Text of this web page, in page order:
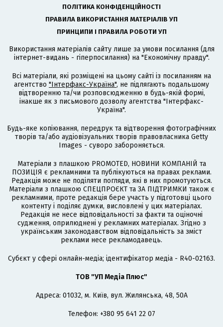
ПОЛІТИКА КОНФІДЕНЦІЙНОСТІ
ПРАВИЛА ВИКОРИСТАННЯ МАТЕРІАЛІВ УП
ПРИНЦИПИ І ПРАВИЛА РОБОТИ УП
Використання матеріалів сайту лише за умови посилання (для
інтернет-видань - гіперпосилання) на "Економічну правду".
Всі матеріали, які розміщені на цьому сайті із посиланням на
агентство "Інтерфакс-Україна", не підлягають подальшому
відтворенню та/чи розповсюдженню в будь-якій формі,
інакше як з письмового дозволу агентства "Інтерфакс-
Україна".
Будь-яке копіювання, передрук та відтворення фотографічних
творів та/або аудіовізуальних творів правовласника Getty
Images - суворо забороняється.
Матеріали з плашкою PROMOTED, НОВИНИ КОМПАНІЙ та
ПОЗИЦІЯ є рекламними та публікуються на правах реклами.
Редакція може не поділяти погляди, які в них промотуються.
Матеріали з плашкою СПЕЦПРОЄКТ та ЗА ПІДТРИМКИ також є
рекламними, проте редакція бере участь у підготовці цього
контенту і поділяє думки, висловлені у цих матеріалах.
Редакція не несе відповідальності за факти та оціночні
судження, оприлюднені у рекламних матеріалах. Згідно з
українським законодавством відповідальність за зміст
реклами несе рекламодавець.
Cубєкт у сфері онлайн-медіа; ідентифікатор медіа - R40-02163.
ТОВ "УП Медіа Плюс"
Адреса: 01032, м. Київ, вул. Жилянська, 48, 50А
Телефон: +380 95 641 22 07